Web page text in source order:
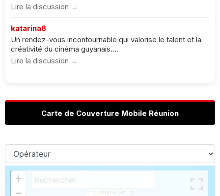
Lire la discussion →
katarina8
Un rendez-vous incontournable qui valorise le talent et la
créativité du cinéma guyanais....
Lire la discussion →
Carte de Couverture Mobile Réunion